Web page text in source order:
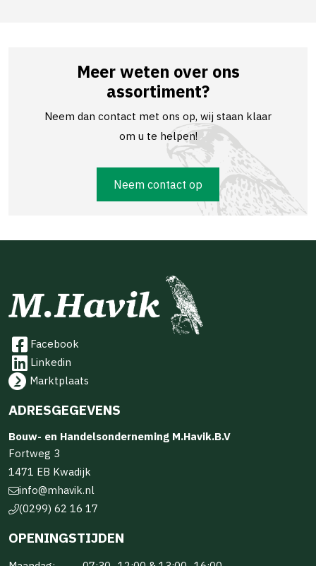
Meer weten over ons
assortiment?
Neem dan contact met ons op, wij staan klaar
om u te helpen!
Neem contact op
Facebook
Linkedin
Marktplaats
ADRESGEGEVENS
Bouw- en Handelsonderneming M.Havik.B.V
Fortweg 3
1471 EB Kwadijk
info@mhavik.nl
(0299) 62 16 17
OPENINGSTIJDEN